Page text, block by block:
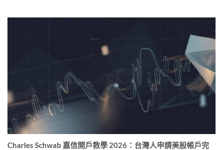
Charles Schwab 嘉信開戶教學 2026：台灣人申請美股帳戶完